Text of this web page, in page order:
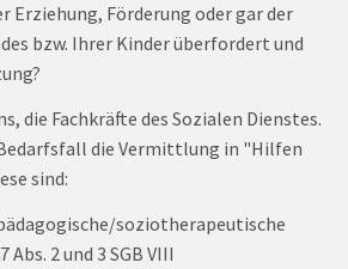
Erziehung, Förderung oder gar der
bzw. Ihrer Kinder überfordert und
die Fachkräfte des Sozialen Dienstes.
die Vermittlung in "Hilfen
sind:
soziotherapeutische
Abs. 2 und 3 SGB VIII